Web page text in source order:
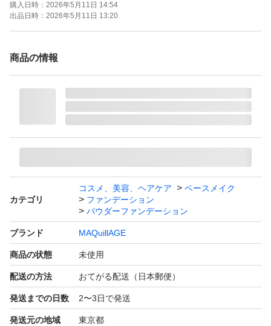
【タイプ】レフィル
【SPF/PA】SPF25・PA+++
【商品の状態】未使用
よろしくお願いいたします。
購入日時： 2026年5月11日 14:54
出品日時： 2026年5月11日 13:20
商品の情報
カテゴリ
コスメ、美容、ヘアケア
ベースメイク
ファンデーション
パウダーファンデーション
ブランド MAQuillAGE
商品の状態 未使用
配送の方法 おてがる配送（日本郵便）
発送までの日数 2〜3日で発送
発送元の地域 東京都